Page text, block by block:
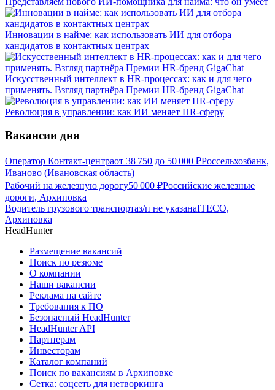
Инновации в найме: как использовать ИИ для отбора
кандидатов в контактных центрах
Искусственный интеллект в HR-процессах: как и для чего
применять. Взгляд партнёра Премии HR-бренд GigaChat
Революция в управлении: как ИИ меняет HR-сферу
Вакансии дня
Оператор Контакт-центраот 38 750 до 50 000 ₽Россельхозбанк,
Иваново (Ивановская область)
Рабочий на железную дорогу50 000 ₽Российские железные
дороги, Архиповка
Водитель грузового транспортаз/п не указанаITECO,
Архиповка
HeadHunter
Размещение вакансий
Поиск по резюме
О компании
Наши вакансии
Реклама на сайте
Требования к ПО
Безопасный HeadHunter
HeadHunter API
Партнерам
Инвесторам
Каталог компаний
Поиск по вакансиям в Архиповке
Сетка: соцсеть для нетворкинга